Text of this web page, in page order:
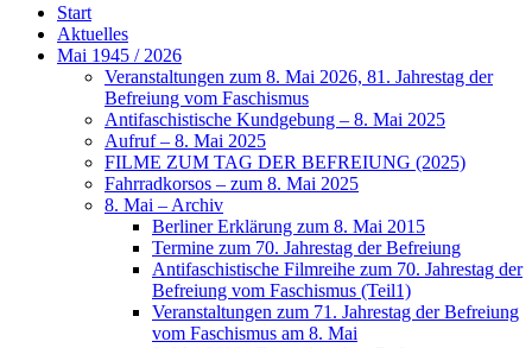
Start
Aktuelles
Mai 1945 / 2026
Veranstaltungen zum 8. Mai 2026, 81. Jahrestag der
Befreiung vom Faschismus
Antifaschistische Kundgebung – 8. Mai 2025
Aufruf – 8. Mai 2025
FILME ZUM TAG DER BEFREIUNG (2025)
Fahrradkorsos – zum 8. Mai 2025
8. Mai – Archiv
Berliner Erklärung zum 8. Mai 2015
Termine zum 70. Jahrestag der Befreiung
Antifaschistische Filmreihe zum 70. Jahrestag der
Befreiung vom Faschismus (Teil1)
Veranstaltungen zum 71. Jahrestag der Befreiung
vom Faschismus am 8. Mai